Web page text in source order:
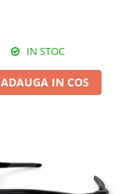
IN STOC
ADAUGA IN COS